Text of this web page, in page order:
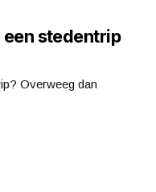
stedentrip
Overweeg dan